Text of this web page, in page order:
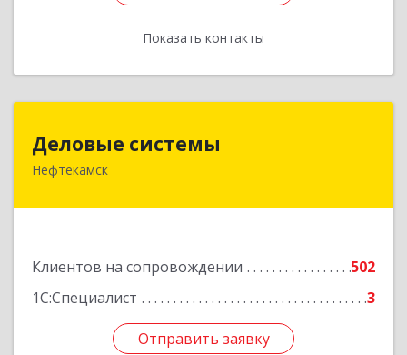
Показать контакты
Назад
Деловые системы
Нефтекамск
Клиентов на сопровождении
502
1С:Специалист
3
Отправить заявку
452689, Башкортостан Респ, Нефтекамск г,
Отправить заявку